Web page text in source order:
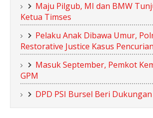
Maju Pilgub, MI dan BMW
Ketua Timses
Pelaku Anak Dibawa Umur,
Restorative Justice Kasus Pencurian
Masuk September, Pemkot
GPM
DPD PSI Bursel Beri Dukungan